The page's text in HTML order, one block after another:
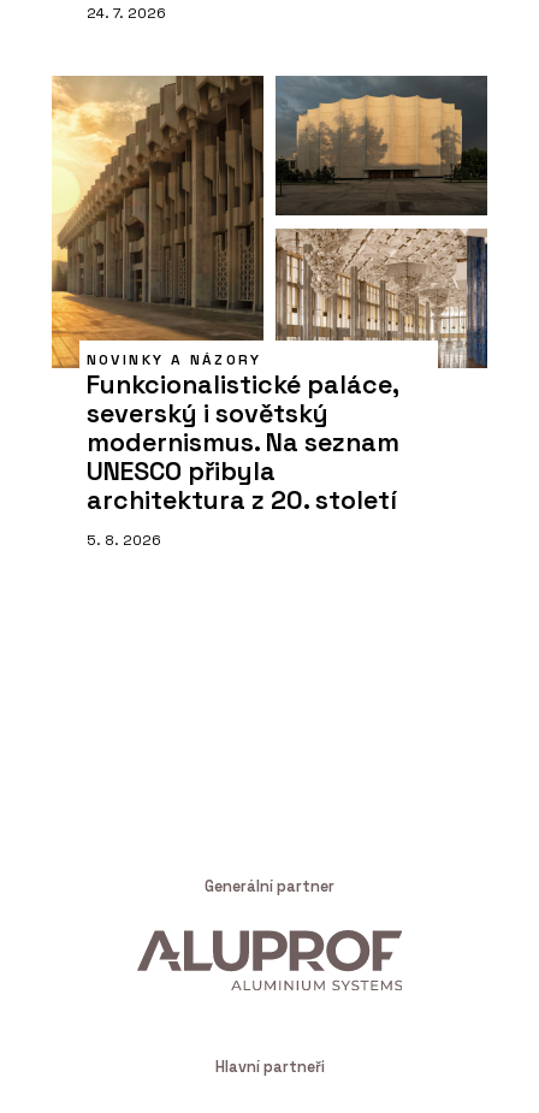
24. 7. 2026
NOVINKY A NÁZORY
Funkcionalistické paláce,
severský i sovětský
modernismus. Na seznam
UNESCO přibyla
architektura z 20. století
5. 8. 2026
Generální partner
Hlavní partneři